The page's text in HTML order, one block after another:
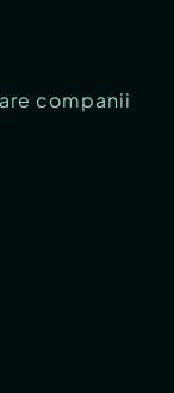
companii